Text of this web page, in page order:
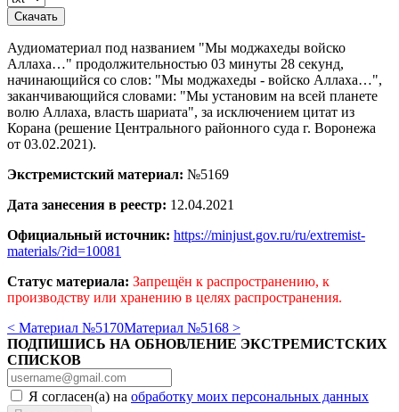
Аудиоматериал под названием "Мы моджахеды войско
Аллаха…" продолжительностью 03 минуты 28 секунд,
начинающийся со слов: "Мы моджахеды - войско Аллаха…",
заканчивающийся словами: "Мы установим на всей планете
волю Аллаха, власть шариата", за исключением цитат из
Корана (решение Центрального районного суда г. Воронежа
от 03.02.2021).
Экстремистский материал: №5169
Дата занесения в реестр: 12.04.2021
Официальный источник: https://minjust.gov.ru/ru/extremist-
materials/?id=10081
Статус материала: Запрещён к распространению, к
производству или хранению в целях распространения.
< Материал №5170Материал №5168 >
ПОДПИШИСЬ НА ОБНОВЛЕНИЕ ЭКСТРЕМИСТСКИХ
СПИСКОВ
Я согласен(а) на обработку моих персональных данных